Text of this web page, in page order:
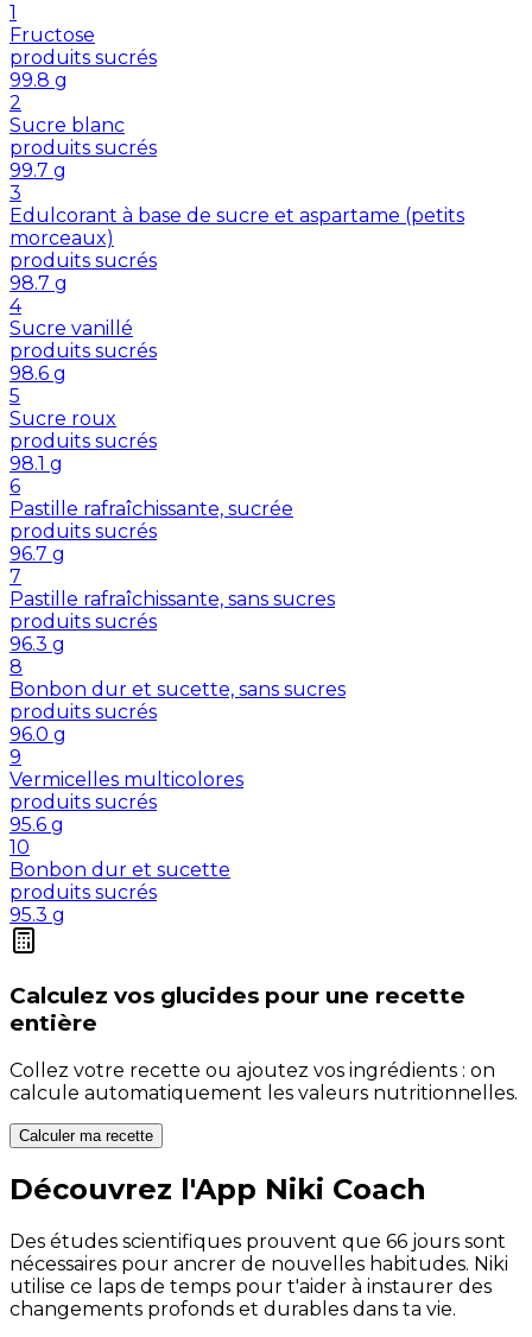
1
Fructose
produits sucrés
99.8 g
2
Sucre blanc
produits sucrés
99.7 g
3
Edulcorant à base de sucre et aspartame (petits
morceaux)
produits sucrés
98.7 g
4
Sucre vanillé
produits sucrés
98.6 g
5
Sucre roux
produits sucrés
98.1 g
6
Pastille rafraîchissante, sucrée
produits sucrés
96.7 g
7
Pastille rafraîchissante, sans sucres
produits sucrés
96.3 g
8
Bonbon dur et sucette, sans sucres
produits sucrés
96.0 g
9
Vermicelles multicolores
produits sucrés
95.6 g
10
Bonbon dur et sucette
produits sucrés
95.3 g
Calculez vos glucides pour une recette
entière
Collez votre recette ou ajoutez vos ingrédients : on
calcule automatiquement les valeurs nutritionnelles.
Calculer ma recette
Découvrez l'App Niki Coach
Des études scientifiques prouvent que 66 jours sont
nécessaires pour ancrer de nouvelles habitudes. Niki
utilise ce laps de temps pour t'aider à instaurer des
changements profonds et durables dans ta vie.